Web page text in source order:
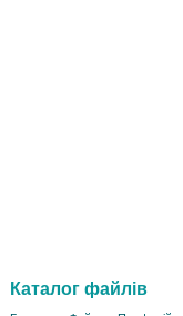
Каталог файлів